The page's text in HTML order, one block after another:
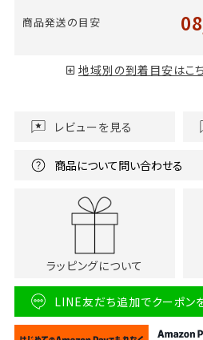
商品発送の目安
地域別の到着目安はこ
レビューを見る
商品について問い合わせる
ラッピングについて
LINE友だち追加でクーポン